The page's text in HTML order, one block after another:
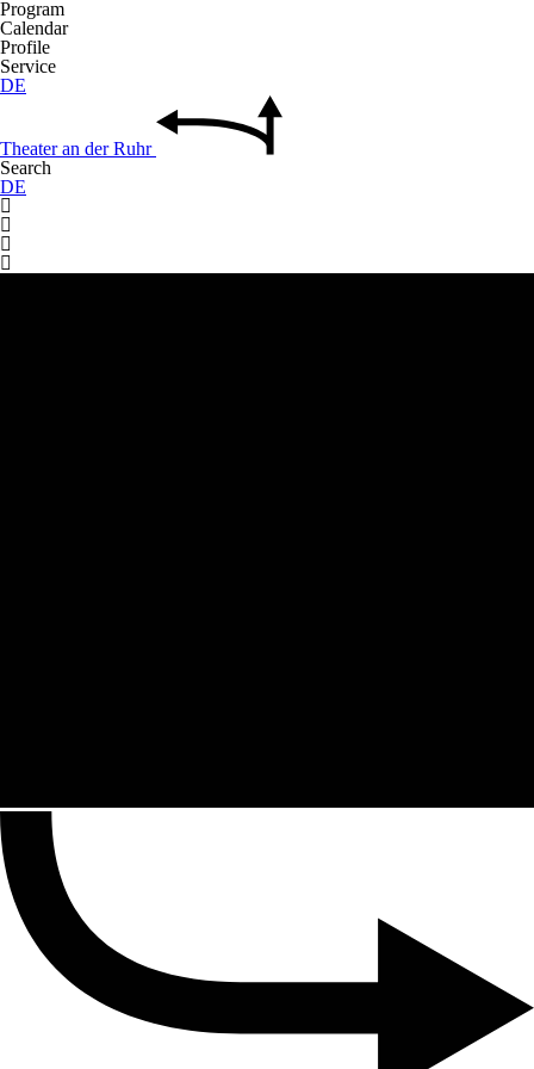
Program
Calendar
Profile
Service
DE
Theateran derRuhr
Search
DE



